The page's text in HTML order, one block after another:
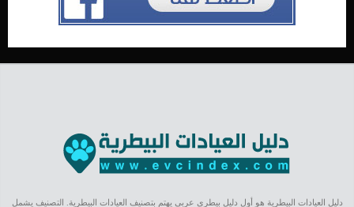
دليل العيادات البيطرية هو أول دليل بيطري عربي يهتم بتصنيف العيادات البيطرية. التصنيف يشمل